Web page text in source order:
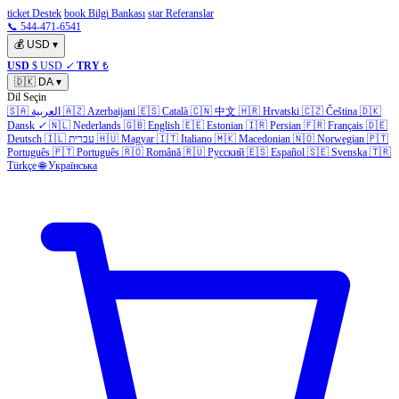
ticket Destek book Bilgi Bankası star Referanslar
📞 544-471-6541
💰 USD ▾
USD $ USD ✓ TRY ₺
🇩🇰 DA ▾
Dil Seçin
🇸🇦 العربية 🇦🇿 Azerbaijani 🇪🇸 Català 🇨🇳 中文 🇭🇷 Hrvatski 🇨🇿 Čeština 🇩🇰
Dansk ✓ 🇳🇱 Nederlands 🇬🇧 English 🇪🇪 Estonian 🇮🇷 Persian 🇫🇷 Français 🇩🇪
Deutsch 🇮🇱 עברית 🇭🇺 Magyar 🇮🇹 Italiano 🇲🇰 Macedonian 🇳🇴 Norwegian 🇵🇹
Português 🇵🇹 Português 🇷🇴 Română 🇷🇺 Русский 🇪🇸 Español 🇸🇪 Svenska 🇹🇷
Türkçe 🌐 Українська